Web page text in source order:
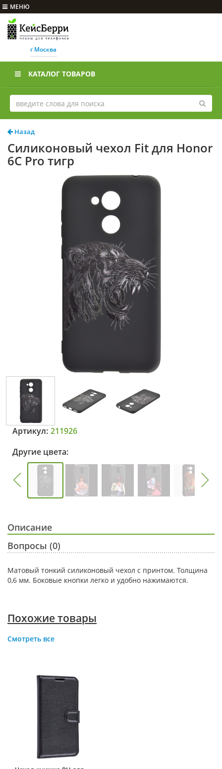
МЕНЮ
г Москва
КАТАЛОГ ТОВАРОВ
Назад
Силиконовый чехол Fit для Honor
6C Pro тигр
Артикул: 211926
Другие цвета:
Описание
Вопросы (0)
Матовый тонкий силиконовый чехол с принтом. Толщина
0,6 мм. Боковые кнопки легко и удобно нажимаются.
Похожие товары
Смотреть все